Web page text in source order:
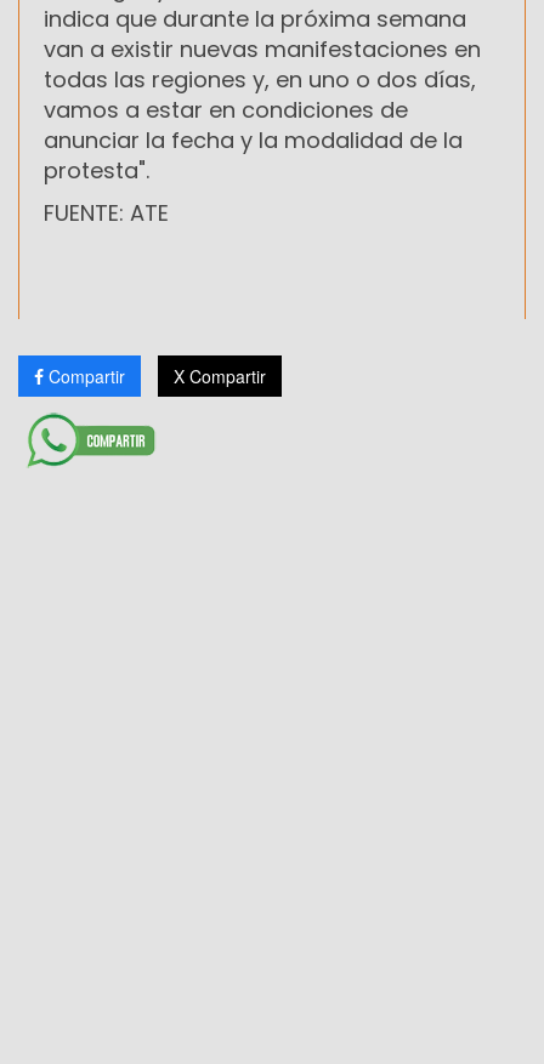
indica que durante la próxima semana
van a existir nuevas manifestaciones en
todas las regiones y, en uno o dos días,
vamos a estar en condiciones de
anunciar la fecha y la modalidad de la
protesta".
FUENTE: ATE
Compartir X Compartir